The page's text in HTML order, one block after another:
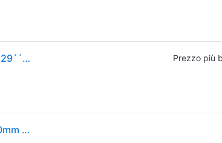
Rockshox Judy Gold Rl Crown Qr 51 Mm Mtb Fork Argento 29´´ / 100 mm Prezzo più
Rockshox. Forcella Rockshox Judy Gold Rl Crw 29" 9qr 100mm Nr 51os Sa Forcelle Bici Ritiro Gratis - nero - Senza taglia